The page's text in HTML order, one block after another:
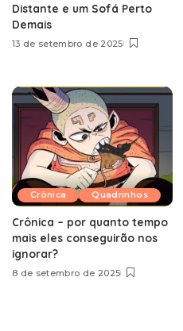
Distante e um Sofá Perto
Demais
13 de setembro de 2025
Crônica Quadrinhos
Crônica – por quanto tempo
mais eles conseguirão nos
ignorar?
8 de setembro de 2025